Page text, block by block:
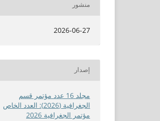
منشور
2026-06-27
إصدار
مجلد 16 عدد مؤتمر قسم
الجغرافية (2026): العدد الخاص
مؤتمر الجغرافية 2026